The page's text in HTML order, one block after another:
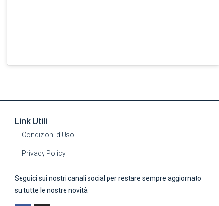
Link Utili
Condizioni d’Uso
Privacy Policy
Seguici sui nostri canali social per restare sempre aggiornato
su tutte le nostre novità.